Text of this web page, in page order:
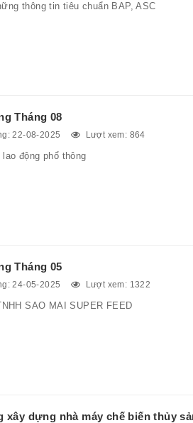
thông tin tiêu chuẩn BAP, ASC
Tháng 08
22-08-2025 Lượt xem: 864
lao động phổ thông
Tháng 05
24-05-2025 Lượt xem: 1322
SAO MAI SUPER FEED
xây dựng nhà máy chế biến thủy